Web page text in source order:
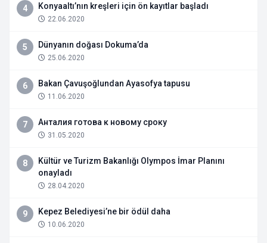
4 Konyaaltı’nın kreşleri için ön kayıtlar başladı
22.06.2020
5 Dünyanın doğası Dokuma’da
25.06.2020
6 Bakan Çavuşoğlundan Ayasofya tapusu
11.06.2020
7 Анталия готова к новому сроку
31.05.2020
8
Kültür ve Turizm Bakanlığı Olympos İmar Planını
onayladı
28.04.2020
9 Kepez Belediyesi’ne bir ödül daha
10.06.2020